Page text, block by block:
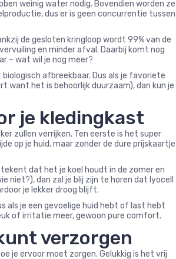
weinig water nodig. Bovendien worden ze
dus er is geen concurrentie tussen
de gesloten kringloop wordt 99% van de
en minder afval. Daarbij komt nog
– wat wil je nog meer?
afbreekbaar. Dus als je favoriete
want het is behoorlijk duurzaam), dan kun je
je kledingkast
zullen verrijken. Ten eerste is het super
op je huid, maar zonder de dure prijskaartje
dat het je koel houdt in de zomer en
niet?), dan zal je blij zijn te horen dat lyocell
je lekker droog blijft.
als je een gevoelige huid hebt of last hebt
of irritatie meer, gewoon pure comfort.
verzorgen
je ervoor moet zorgen. Gelukkig is het vrij